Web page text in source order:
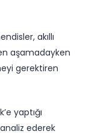
akıllı
aşamadayken
gerektiren
yaptığı
ederek